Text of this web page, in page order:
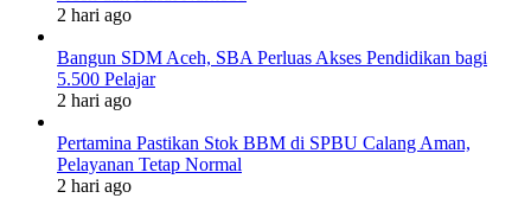
2 hari ago
Bangun SDM Aceh, SBA Perluas Akses Pendidikan bagi
5.500 Pelajar
2 hari ago
Pertamina Pastikan Stok BBM di SPBU Calang Aman,
Pelayanan Tetap Normal
2 hari ago